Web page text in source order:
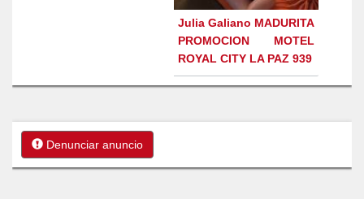
Julia Galiano MADURITA
PROMOCION MOTEL
ROYAL CITY LA PAZ 939
Denunciar anuncio